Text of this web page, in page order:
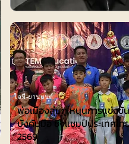
ไอที-ยานยนต์
พ่อเมืองลุ่มภู หนุนการแข่ง
บังคับมือ ชิงแชมป์ประเทศไท
2569